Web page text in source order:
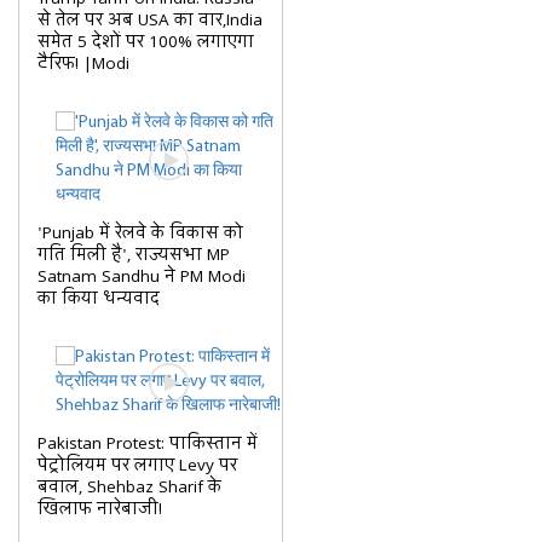
से तेल पर अब USA का वार,India
समेत 5 देशों पर 100% लगाएगा
टैरिफ! |Modi
'Punjab में रेलवे के विकास को
गति मिली है', राज्यसभा MP
Satnam Sandhu ने PM Modi
का किया धन्यवाद
Pakistan Protest: पाकिस्तान में
पेट्रोलियम पर लगाए Levy पर
बवाल, Shehbaz Sharif के
खिलाफ नारेबाजी!